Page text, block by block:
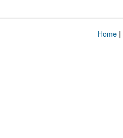
Home|